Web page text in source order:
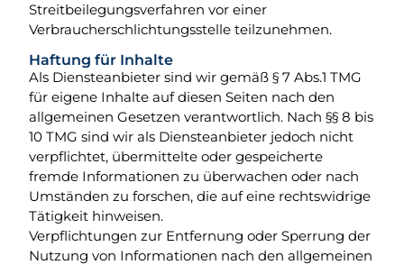
Streitbeilegungsverfahren vor einer
Verbraucherschlichtungsstelle teilzunehmen.
Haftung für Inhalte
Als Diensteanbieter sind wir gemäß § 7 Abs.1 TMG
für eigene Inhalte auf diesen Seiten nach den
allgemeinen Gesetzen verantwortlich. Nach §§ 8 bis
10 TMG sind wir als Diensteanbieter jedoch nicht
verpflichtet, übermittelte oder gespeicherte
fremde Informationen zu überwachen oder nach
Umständen zu forschen, die auf eine rechtswidrige
Tätigkeit hinweisen.
Verpflichtungen zur Entfernung oder Sperrung der
Nutzung von Informationen nach den allgemeinen